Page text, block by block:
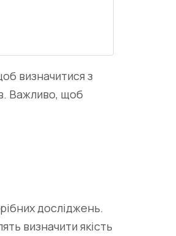
визначитися з
Важливо, щоб
досліджень.
визначити якість